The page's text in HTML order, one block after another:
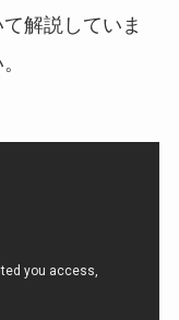
解説していま